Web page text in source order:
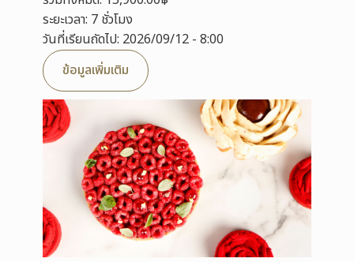
ระยะเวลา: 7 ชั่วโมง
วันที่เรียนถัดไป: 2026/09/12 - 8:00
ข้อมูลเพิ่มเติม